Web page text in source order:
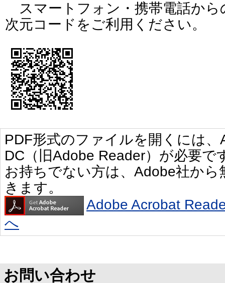
スマートフォン・携帯電話から
次元コードをご利用ください。
PDF形式のファイルを開くには
DC（旧Adobe Reader）が必要で
お持ちでない方は、Adobe社か
きます。
Adobe Acrobat
へ
お問い合わせ